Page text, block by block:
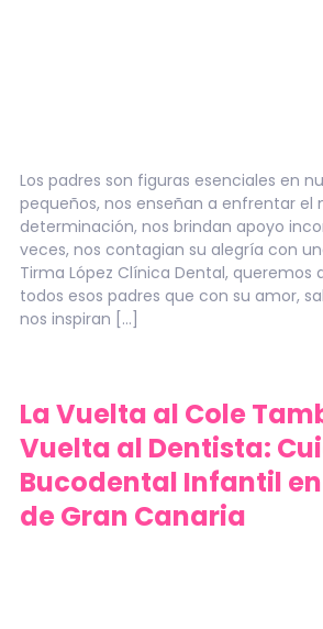
Los padres son figuras esenciales en
pequeños, nos enseñan a enfrentar el
determinación, nos brindan apoyo
veces, nos contagian su alegría con
Tirma López Clínica Dental, queremos
todos esos padres que con su amor,
nos inspiran […]
La Vuelta al Cole
Vuelta al Dentista:
Bucodental Infantil
de Gran Canaria